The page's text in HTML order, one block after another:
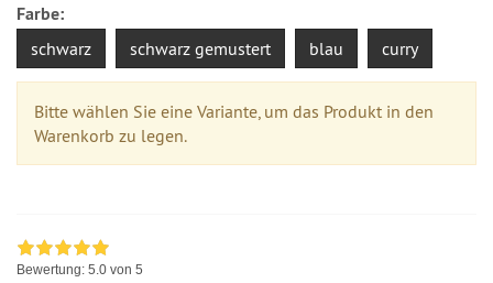
Farbe:
schwarz schwarz gemustert blau curry
Bitte wählen Sie eine Variante, um das Produkt in den
Warenkorb zu legen.
Bewertung: 5.0 von 5